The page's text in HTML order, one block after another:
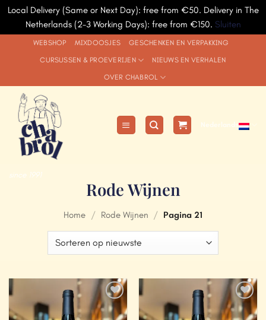
Local Delivery (Same or Next Day): free from €50. Delivery in The
Netherlands (2-3 Working Days): free from €150. Sluiten
WEBSHOP MIXDOOSJES GESCHENKEN EN VERPAKKING
CURSUSSEN & PROEVERIJEN NIEUWS EN VERHALEN
OVER CHABROL
since 1991
Nederlands
Rode Wijnen
Home / Rode Wijnen / Pagina 21
Add to
Wishlist
Add to
Wishlist